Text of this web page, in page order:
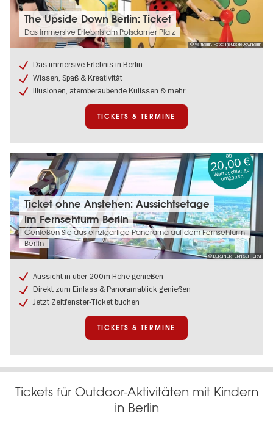
© visitBerlin, Foto: TheUpsideDownBerlin
Tickets
&
Termine:
The
Down
Berlin:
Ticket
The Upside Down Berlin: Ticket
Das immersive Erlebnis am Potsdamer Platz
Das immersive Erlebnis in Berlin
Wissen, Spaß & Kreativität
Illusionen, atemberaubende Kulissen & mehr
TICKETS & TERMINE
© BERLINER FERNSEHTURM
Tickets
&
Termine:
Ticket
ohne
Anstehen:
im
Fernsehturm
Berlin
Ticket ohne Anstehen: Aussichtsetage
im Fernsehturm Berlin
Genießen Sie das einzigartige Panorama auf dem Fernsehturm
Berlin
ab
20,00 €
Warteschlange
umgehen
Aussicht in über 200m Höhe genießen
Direkt zum Einlass & Panoramablick genießen
Jetzt Zeitfenster-Ticket buchen
TICKETS & TERMINE
Tickets für Outdoor-Aktivitäten mit Kindern
in Berlin